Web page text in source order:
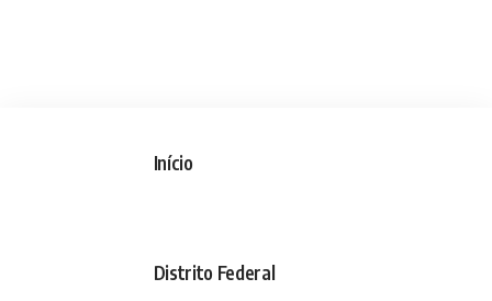
Início
Distrito Federal